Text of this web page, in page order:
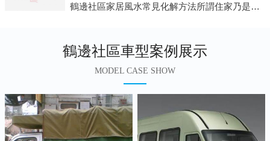
鶴邊社區家居風水常見化解方法所謂住家乃是我們日常生活所在的地方，在那兒睡覺，也在那兒恢復白天工作的疲勞。并非經常有人常住的房子、辦公室之類，人們寢食不在那兒的建筑物，此種房子并非家居風水的對象。為什么呢?因為
鶴邊社區車型案例展示
MODEL CASE SHOW